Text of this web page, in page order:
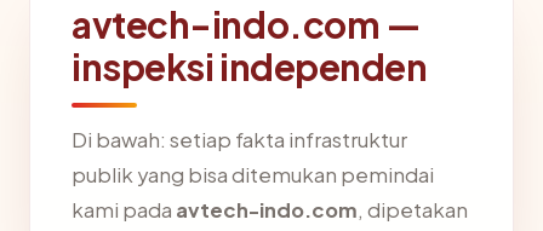
avtech-indo.com —
inspeksi independen
Di bawah: setiap fakta infrastruktur
publik yang bisa ditemukan pemindai
kami pada avtech-indo.com, dipetakan